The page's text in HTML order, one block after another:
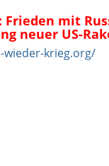
mit
neuer US-
krieg.org/